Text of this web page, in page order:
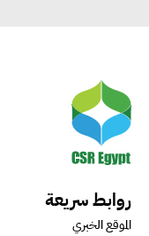
روابط سريعة
الموقع الخبري